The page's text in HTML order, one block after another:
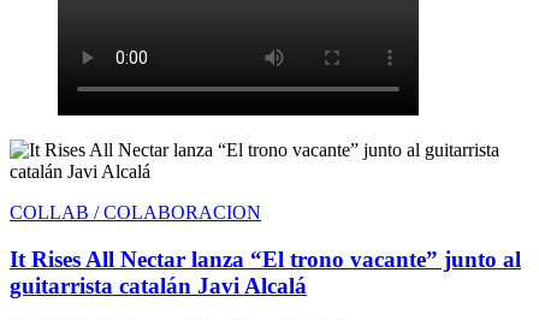
COLLAB / COLABORACION
It Rises All Nectar lanza “El trono vacante” junto al
guitarrista catalán Javi Alcalá